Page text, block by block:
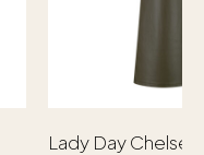
Lady Day